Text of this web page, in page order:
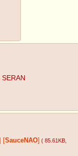
SauceNAO ( 85.61KB